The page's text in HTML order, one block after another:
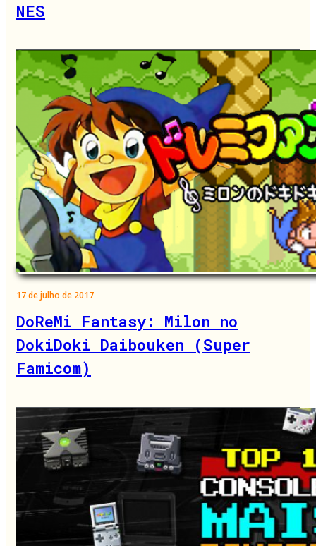
NES
17 de julho de 2017
DoReMi Fantasy: Milon no
DokiDoki Daibouken (Super
Famicom)